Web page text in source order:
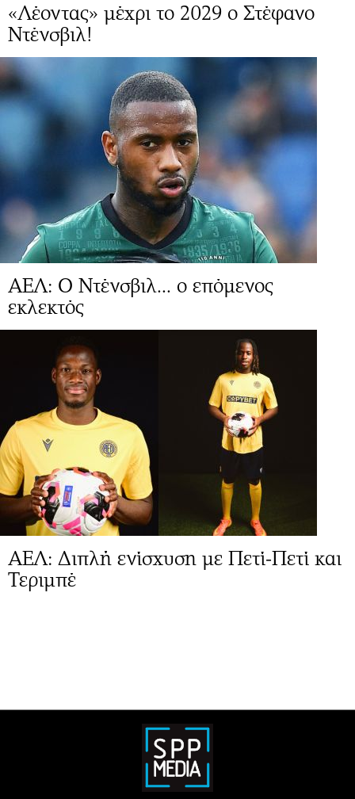
«Λέοντας» μέχρι το 2029 ο Στέφανο
Ντένσβιλ!
ΑΕΛ: Ο Ντένσβιλ... ο επόμενος
εκλεκτός
AEΛ: Διπλή ενίσχυση με Πετί-Πετί και
Τεριμπέ